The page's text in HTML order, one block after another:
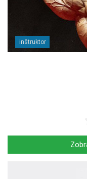
inštruktor